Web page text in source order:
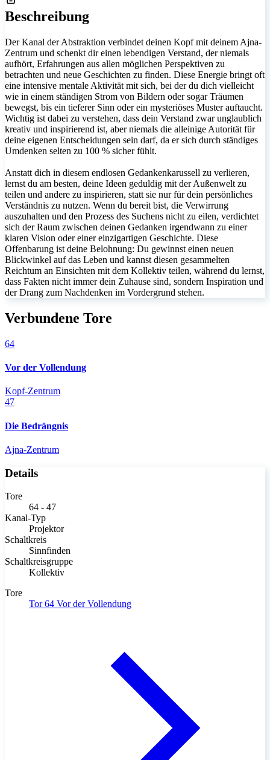
Beschreibung
Der Kanal der Abstraktion verbindet deinen Kopf mit deinem Ajna-
Zentrum und schenkt dir einen lebendigen Verstand, der niemals
aufhört, Erfahrungen aus allen möglichen Perspektiven zu
betrachten und neue Geschichten zu finden. Diese Energie bringt oft
eine intensive mentale Aktivität mit sich, bei der du dich vielleicht
wie in einem ständigen Strom von Bildern oder sogar Träumen
bewegst, bis ein tieferer Sinn oder ein mysteriöses Muster auftaucht.
Wichtig ist dabei zu verstehen, dass dein Verstand zwar unglaublich
kreativ und inspirierend ist, aber niemals die alleinige Autorität für
deine eigenen Entscheidungen sein darf, da er sich durch ständiges
Umdenken selten zu 100 % sicher fühlt.
Anstatt dich in diesem endlosen Gedankenkarussell zu verlieren,
lernst du am besten, deine Ideen geduldig mit der Außenwelt zu
teilen und andere zu inspirieren, statt sie nur für dein persönliches
Verständnis zu nutzen. Wenn du bereit bist, die Verwirrung
auszuhalten und den Prozess des Suchens nicht zu eilen, verdichtet
sich der Raum zwischen deinen Gedanken irgendwann zu einer
klaren Vision oder einer einzigartigen Geschichte. Diese
Offenbarung ist deine Belohnung: Du gewinnst einen neuen
Blickwinkel auf das Leben und kannst diesen gesammelten
Reichtum an Einsichten mit dem Kollektiv teilen, während du lernst,
dass Fakten nicht immer dein Zuhause sind, sondern Inspiration und
der Drang zum Nachdenken im Vordergrund stehen.
Verbundene Tore
64
Vor der Vollendung
Kopf-Zentrum
47
Die Bedrängnis
Ajna-Zentrum
Details
Tore
64 - 47
Kanal-Typ
Projektor
Schaltkreis
Sinnfinden
Schaltkreisgruppe
Kollektiv
Tore
Tor 64 Vor der Vollendung